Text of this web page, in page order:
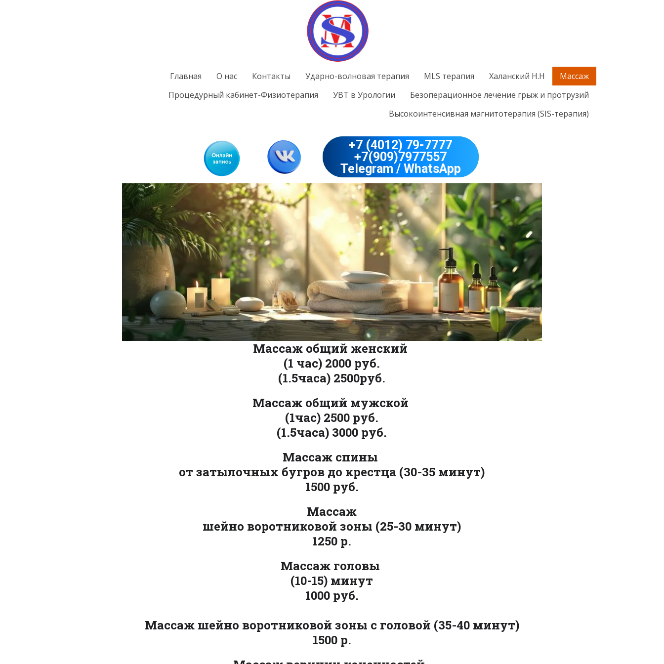
Главная О нас Контакты Ударно-волновая терапия MLS терапия Халанский Н.Н
Массаж
Процедурный кабинет-Физиотерапия
УВТ в Урологии
Безоперационное лечение грыж и протрузий
Высокоинтенсивная магнитотерапия (SIS-терапия)
+7 (4012) 79-7777
+7(909)7977557
Telegram / WhatsApp
Массаж общий женский
(1 час) 2000 руб.
(1.5часа) 2500руб.
Массаж общий мужской
(1час) 2500 руб.
(1.5часа) 3000 руб.
Массаж спины
от затылочных бугров до крестца (30-35 минут)
1500 руб.
Массаж
шейно воротниковой зоны (25-30 минут)
1250 р.
Массаж головы
(10-15) минут
1000 руб.
Массаж шейно воротниковой зоны с головой (35-40 минут)
1500 р.